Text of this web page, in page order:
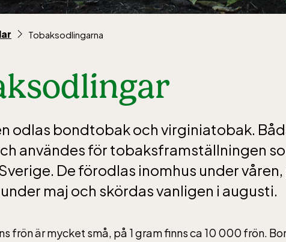
Tobaksodlingarna
odlas bondtobak och virginiatobak.
användes för tobaksframställningen
De förodlas inomhus under
maj och skördas vanligen i augusti.
frön är mycket små, på 1 gram finns ca 10 000 frön.